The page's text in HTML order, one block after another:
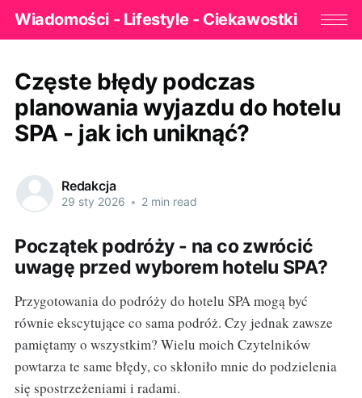
Wiadomości - Lifestyle - Ciekawostki
Częste błędy podczas
planowania wyjazdu do hotelu
SPA - jak ich uniknąć?
Redakcja
29 sty 2026 • 2 min read
Początek podróży - na co zwrócić
uwagę przed wyborem hotelu SPA?
Przygotowania do podróży do hotelu SPA mogą być
równie ekscytujące co sama podróż. Czy jednak zawsze
pamiętamy o wszystkim? Wielu moich Czytelników
powtarza te same błędy, co skłoniło mnie do podzielenia
się spostrzeżeniami i radami.